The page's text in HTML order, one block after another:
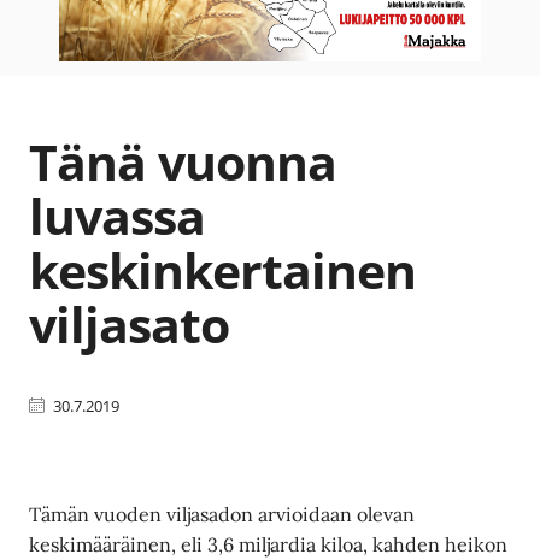
Tänä vuonna
luvassa
keskinkertainen
viljasato
30.7.2019
Tämän vuoden viljasadon arvioidaan olevan
keskimääräinen, eli 3,6 miljardia kiloa, kahden heikon